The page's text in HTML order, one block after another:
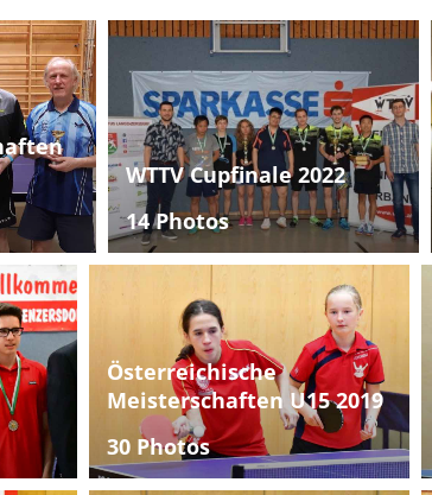
WTTV Cupfinale 2022
14 Photos
Österreichische
Meisterschaften U15 2019
30 Photos